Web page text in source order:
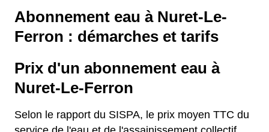
Abonnement eau à Nuret-Le-
Ferron : démarches et tarifs
Prix d'un abonnement eau à
Nuret-Le-Ferron
Selon le rapport du SISPA, le prix moyen TTC du